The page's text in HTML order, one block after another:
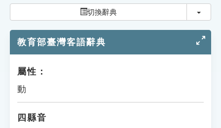
知識索引
遊戲專區
切換辭典 切換
教育部臺灣客語辭典
屬性：
動
四縣音